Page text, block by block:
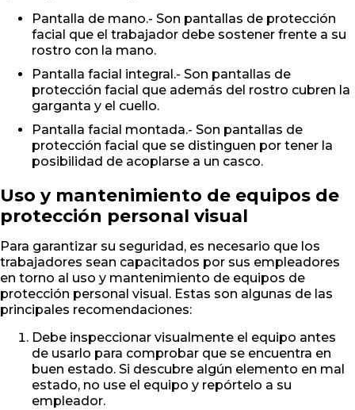
Pantalla de mano.- Son pantallas de protección
facial que el trabajador debe sostener frente a su
rostro con la mano.
Pantalla facial integral.- Son pantallas de
protección facial que además del rostro cubren la
garganta y el cuello.
Pantalla facial montada.- Son pantallas de
protección facial que se distinguen por tener la
posibilidad de acoplarse a un casco.
Uso y mantenimiento de equipos de
protección personal visual
Para garantizar su seguridad, es necesario que los
trabajadores sean capacitados por sus empleadores
en torno al uso y mantenimiento de equipos de
protección personal visual. Estas son algunas de las
principales recomendaciones:
Debe inspeccionar visualmente el equipo antes
de usarlo para comprobar que se encuentra en
buen estado. Si descubre algún elemento en mal
estado, no use el equipo y repórtelo a su
empleador.